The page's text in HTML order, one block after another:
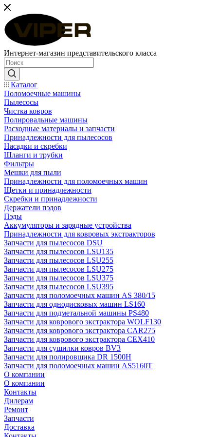
Интернет-магазин представительского класса
Каталог
Поломоечные машины
Пылесосы
Чистка ковров
Полировальные машины
Расходные материалы и запчасти
Принадлежности для пылесосов
Насадки и скребки
Шланги и трубки
Фильтры
Мешки для пыли
Принадлежности для поломоечных машин
Щетки и принадлежности
Скребки и принадлежности
Держатели пэдов
Пэды
Аккумуляторы и зарядные устройства
Принадлежности для ковровых экстракторов
Запчасти для пылесосов DSU
Запчасти для пылесосов LSU135
Запчасти для пылесосов LSU255
Запчасти для пылесосов LSU275
Запчасти для пылесосов LSU375
Запчасти для пылесосов LSU395
Запчасти для поломоечных машин AS 380/15
Запчасти для однодисковых машин LS160
Запчасти для подметальной машины PS480
Запчасти для коврового экстрактора WOLF130
Запчасти для коврового экстрактора CAR275
Запчасти для коврового экстрактора CEX410
Запчасти для сушилки ковров BV3
Запчасти для полировщика DR 1500H
Запчасти для поломоечных машин AS5160T
О компании
О компании
Контакты
Дилерам
Ремонт
Запчасти
Доставка